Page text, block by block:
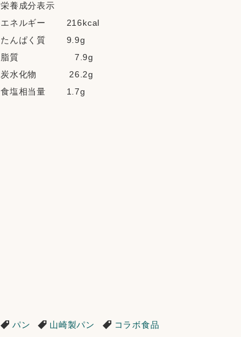
栄養成分表示
エネルギー       216kcal
たんぱく質       9.9g
脂質                   7.9g
炭水化物           26.2g
食塩相当量       1.7g
パン 山崎製パン コラボ食品